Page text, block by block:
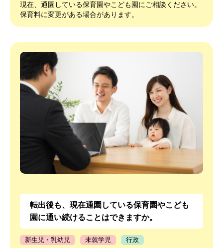
現在、通園している保育園やこども園にご相談ください。
保育料に変更がある場合があります。
転出後も、現在通園している保育園やこども
園に通い続けることはできますか。
新生児・乳幼児 未就学児 行政